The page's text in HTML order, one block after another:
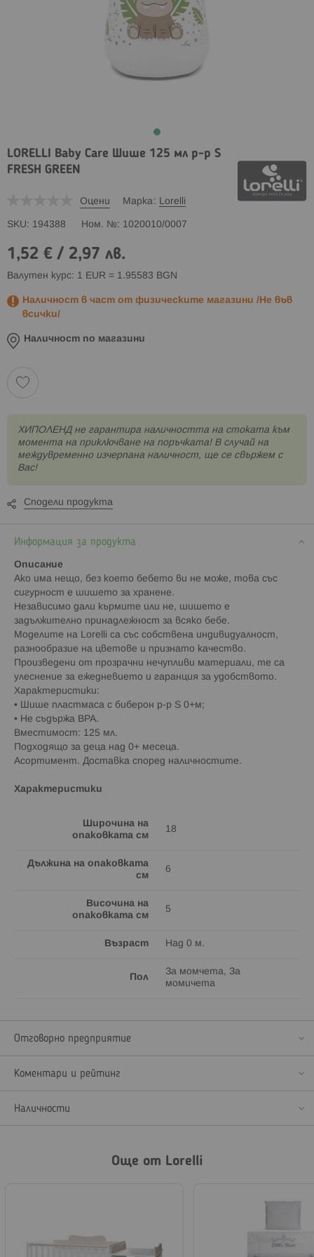
LORELLI Baby Care Шише 125 мл р-р S
FRESH GREEN
Оцени Марка Lorelli
SKU 194388 Ном. № 1020010/0007
1,52 € / 2,97 лв.
Валутен курс: 1 EUR = 1.95583 BGN
Наличност в част от физическите магазини /Не във
всички/
Наличност по магазини
XИПОЛЕНД не гарантира наличността на стоката към
момента на приключване на поръчката! В случай на
междувременно изчерпана наличност, ще се свържем с
Вас!
Сподели продукта
Информация за продукта
Описание
Ако има нещо, без което бебето ви не може, това със
сигурност е шишето за хранене.
Независимо дали кърмите или не, шишето е
задължително принадлежност за всяко бебе.
Моделите на Lorelli са със собствена индивидуалност,
разнообразие на цветове и признато качество.
Произведени от прозрачни нечупливи материали, те са
улеснение за ежедневието и гаранция за удобството.
Характеристики:
• Шише пластмаса с биберон р-р S 0+м;
• Не съдържа BPA.
Вместимост: 125 мл.
Подходящо за деца над 0+ месеца.
Асортимент. Доставка според наличностите.
Характеристики
Широчина на
опаковката см
18
Дължина на опаковката
см
6
Височина на
опаковката см
5
Възраст Над 0 м.
Пол
За момчета, За
момичета
Отговорно предприятие
Коментари и рейтинг
Наличности
Още от Lorelli